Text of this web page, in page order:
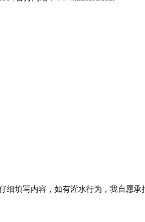
填写内容，如有灌水行为，我自愿承